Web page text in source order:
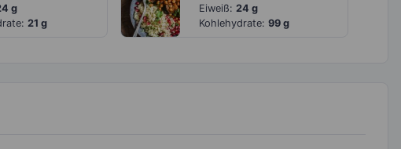
g
21 g
Eiweiß: 24 g
Kohlehydrate: 99 g